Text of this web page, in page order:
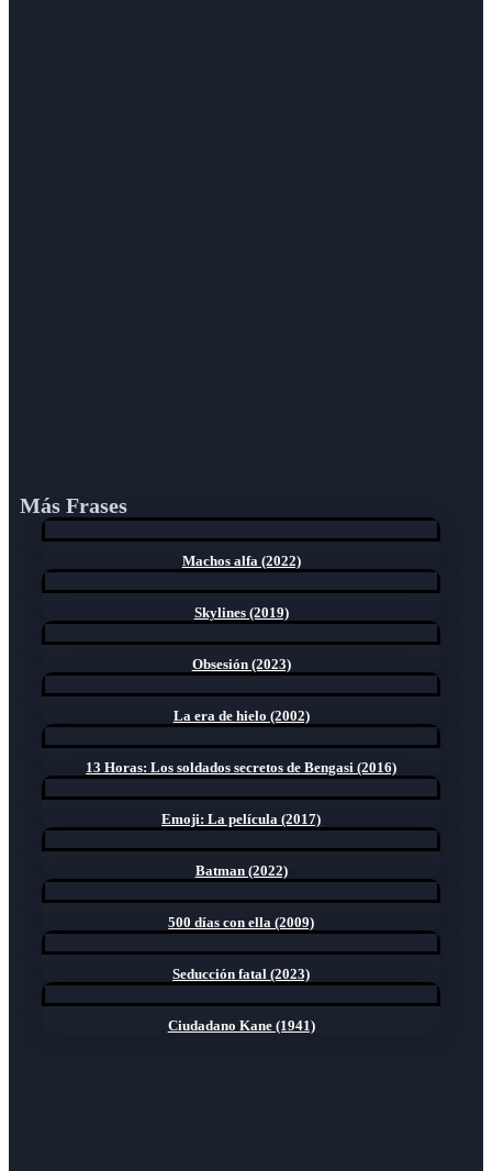
Más Frases
Machos alfa (2022)
Skylines (2019)
Obsesión (2023)
La era de hielo (2002)
13 Horas: Los soldados secretos de Bengasi (2016)
Emoji: La película (2017)
Batman (2022)
500 días con ella (2009)
Seducción fatal (2023)
Ciudadano Kane (1941)